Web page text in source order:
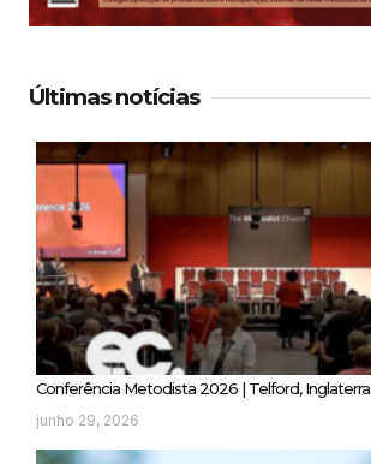
Últimas notícias
Conferência Metodista 2026 | Telford, Inglaterra
junho 29, 2026